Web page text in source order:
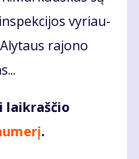
vy­riau­
rajono
laikraščio
.